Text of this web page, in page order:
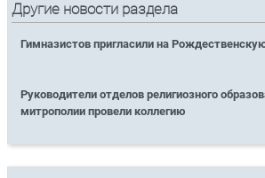
Другие новости раздела
Гимназистов пригласили на
Руководители отделов религиозного
митрополии провели коллегию